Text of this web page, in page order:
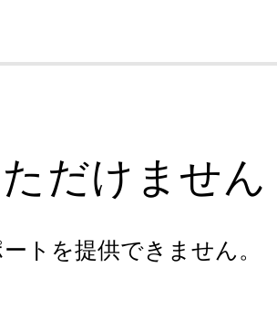
だけません
トを提供できません。